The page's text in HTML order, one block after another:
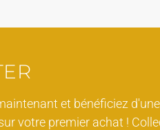
et bénéficiez d'une
votre premier achat !